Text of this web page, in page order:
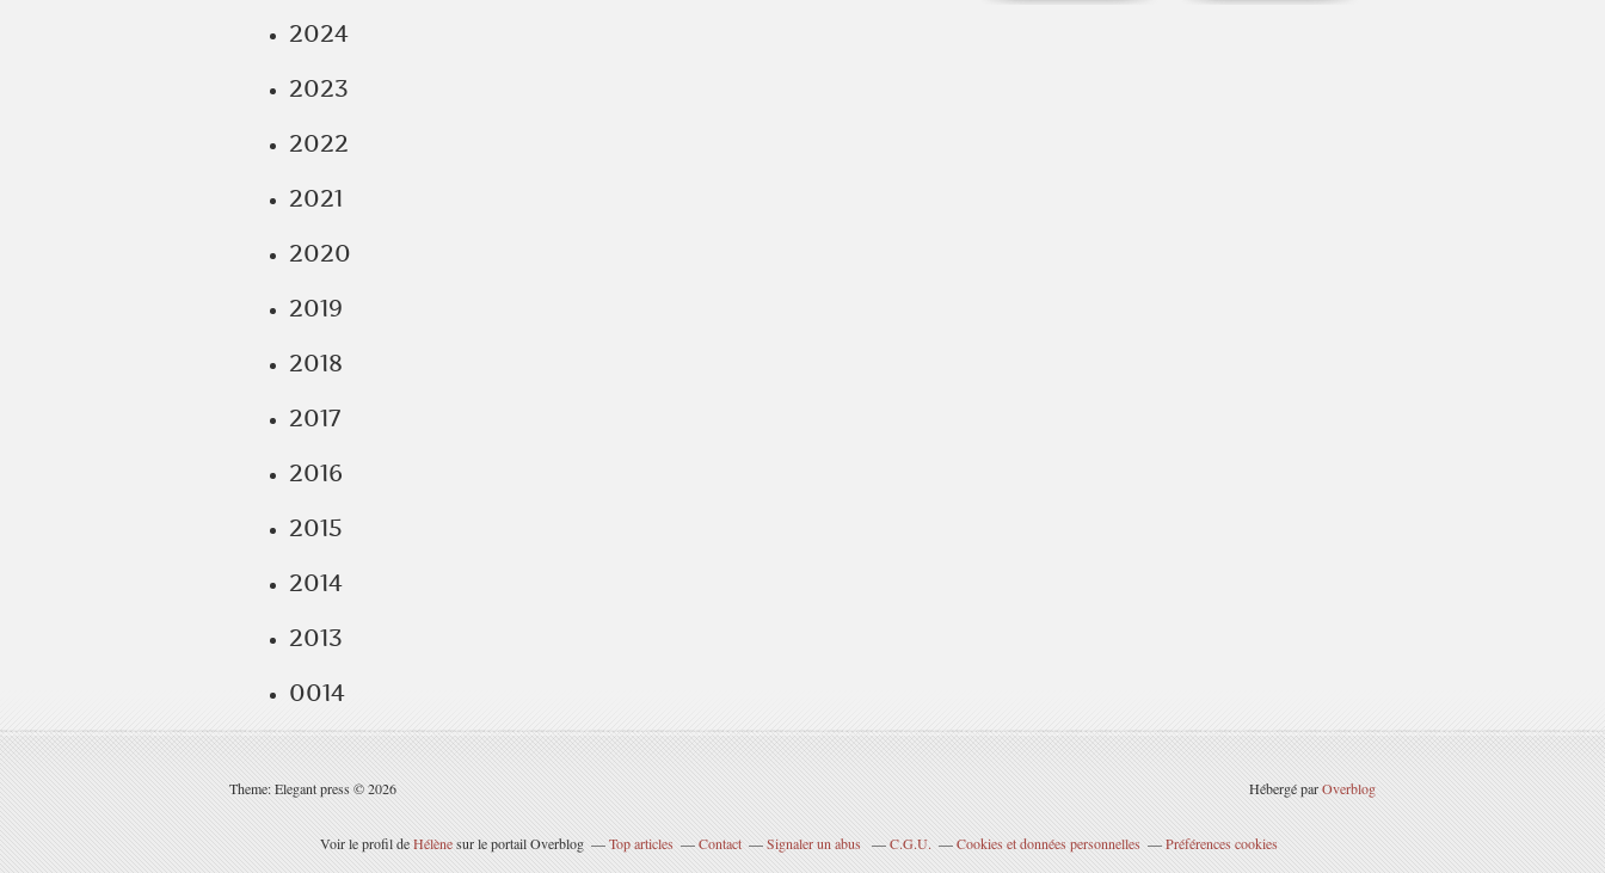
2024
2023
2022
2021
2020
2019
2018
2017
2016
2015
2014
2013
0014
Theme: Elegant press © 2026 Hébergé parOverblog
Voir le profil deHélènesur le portail Overblog Top articles Contact Signaler un abus C.G.U. Cookies et données personnelles Préférences cookies